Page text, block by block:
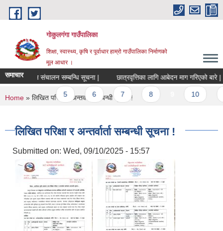
Skip to main content
गोकुलगंगा गाउँपालिका
शिक्षा, स्वास्थ्य, कृषि र पूर्वाधार हाम्रो गाउँपालिका निर्माणको
मूल आधार ।
समाचारतालिम संचालन सम्बन्धि सूचना | छात्रवृत्तिका लागि आबेदन माग गरिएको बारे |
… 6 7 8 10
You are here
Home » लिखित परिक्षा र अन्तर्वार्ता सम्बन्धी सूचना !
लिखित परिक्षा र अन्तर्वार्ता सम्बन्धी सूचना !
Submitted on: Wed, 09/10/2025 - 15:57